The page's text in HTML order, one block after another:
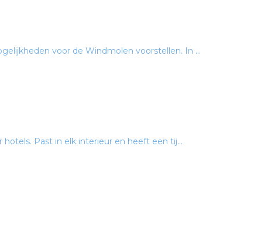
voor de Windmolen voorstellen. In ...
Past in elk interieur en heeft een tij...